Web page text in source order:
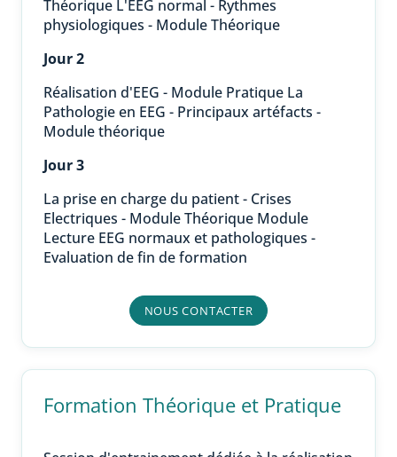
Théorique L'EEG normal - Rythmes
physiologiques - Module Théorique
Jour 2
Réalisation d'EEG - Module Pratique La
Pathologie en EEG - Principaux artéfacts -
Module théorique
Jour 3
La prise en charge du patient - Crises
Electriques - Module Théorique Module
Lecture EEG normaux et pathologiques -
Evaluation de fin de formation
NOUS CONTACTER
Formation Théorique et Pratique